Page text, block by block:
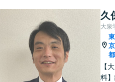
久
大泉
東
京
都
【
料